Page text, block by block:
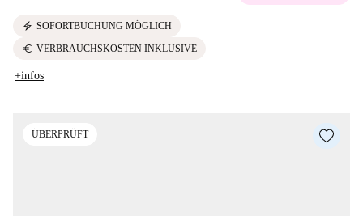
electric_bolt SOFORTBUCHUNG MÖGLICH
euro VERBRAUCHSKOSTEN INKLUSIVE
+infos
ÜBERPRÜFT